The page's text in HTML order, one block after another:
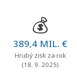
💰
389,4 MIL. €
Hrubý zisk za rok
(18. 9. 2025)